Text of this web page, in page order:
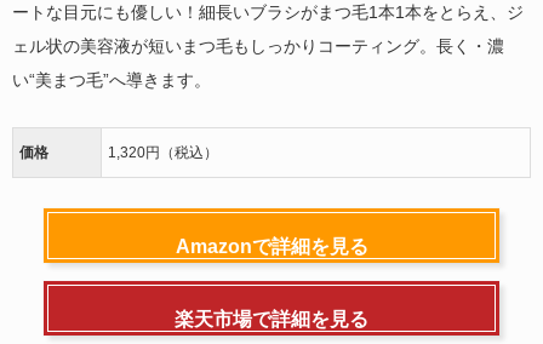
ートな目元にも優しい！細長いブラシがまつ毛1本1本をとらえ、ジ
ェル状の美容液が短いまつ毛もしっかりコーティング。長く・濃
い“美まつ毛”へ導きます。
価格 1,320円（税込）
Amazonで詳細を見る
楽天市場で詳細を見る